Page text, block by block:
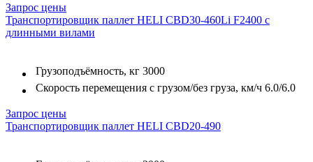
Запрос цены
Транспортировщик паллет HELI CBD30-460Li F2400 с
длинными вилами
Грузоподъёмность, кг 3000
Скорость перемещения с грузом/без груза, км/ч 6.0/6.0
Запрос цены
Транспортировщик паллет HELI CBD20-490